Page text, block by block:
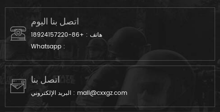
اتصل بنا اليوم
هاتف : +86-18924157220
Whatsapp :
اتصل بنا
البريد الإلكتروني : mail@cxxgz.com